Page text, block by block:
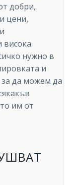
добри,
цени,
висока
нужно в
и
да можем да
им от